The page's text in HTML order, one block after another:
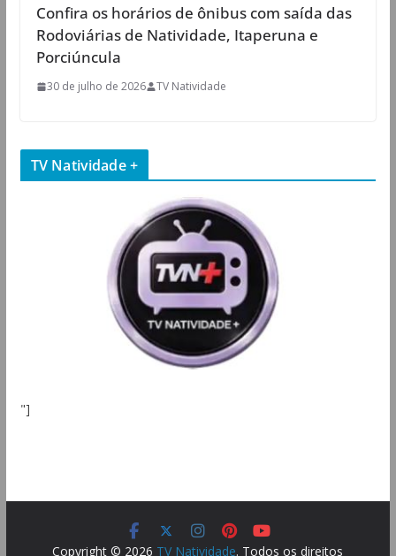
Confira os horários de ônibus com saída das
Rodoviárias de Natividade, Itaperuna e
Porciúncula
30 de julho de 2026 TV Natividade
TV Natividade +
"]
Copyright © 2026 TV Natividade. Todos os direitos